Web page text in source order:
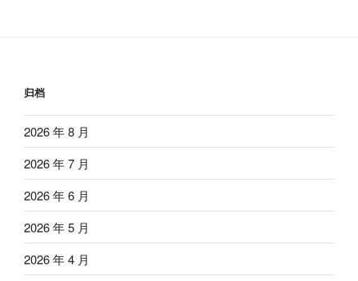
归档
2026 年 8 月
2026 年 7 月
2026 年 6 月
2026 年 5 月
2026 年 4 月